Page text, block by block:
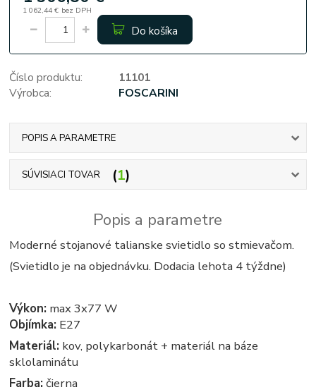
1 062,44 € bez DPH
Do košíka
Číslo produktu:
11101
Výrobca:
FOSCARINI
POPIS A PARAMETRE
SÚVISIACI TOVAR 1
Popis a parametre
Moderné stojanové talianske svietidlo so stmievačom.
(Svietidlo je na objednávku. Dodacia lehota 4 týždne)
Výkon: max 3x77 W
Objímka: E27
Materiál: kov, polykarbonát + materiál na báze
sklolaminátu
Farba: čierna